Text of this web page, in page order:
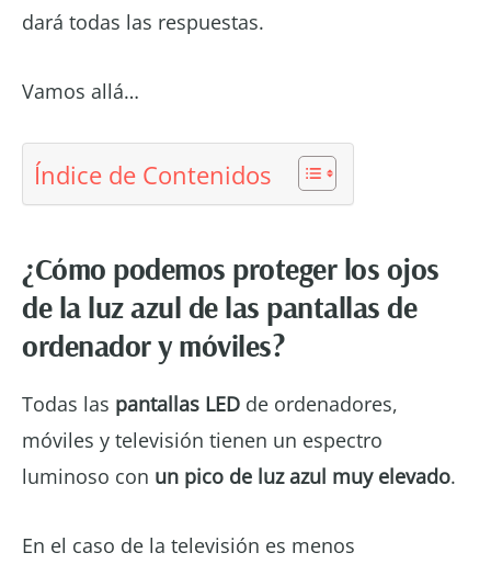
dará todas las respuestas.
Vamos allá…
Índice de Contenidos
¿Cómo podemos proteger los ojos
de la luz azul de las pantallas de
ordenador y móviles?
Todas las pantallas LED de ordenadores,
móviles y televisión tienen un espectro
luminoso con un pico de luz azul muy elevado.
En el caso de la televisión es menos